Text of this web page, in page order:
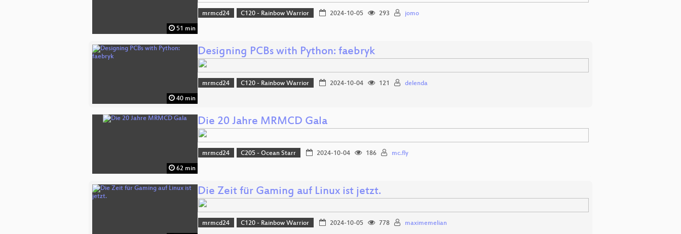
51 min
mrmcd24 C120 - Rainbow Warrior 2024-10-05 293 jomo
40 min
Designing PCBs with Python: faebryk
mrmcd24 C120 - Rainbow Warrior 2024-10-04 121 delenda
62 min
Die 20 Jahre MRMCD Gala
mrmcd24 C205 - Ocean Starr 2024-10-04 186 mc.fly
Die Zeit für Gaming auf Linux ist jetzt.
mrmcd24 C120 - Rainbow Warrior 2024-10-05 778 maximemelian